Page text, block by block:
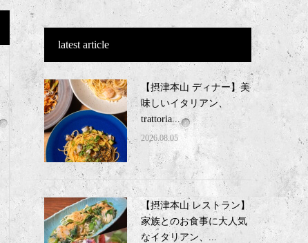
latest article
【摂津本山 ディナー】美
味しいイタリアン、
trattoria...
2026.08.05
【摂津本山 レストラン】
家族とのお食事に大人気
なイタリアン、...